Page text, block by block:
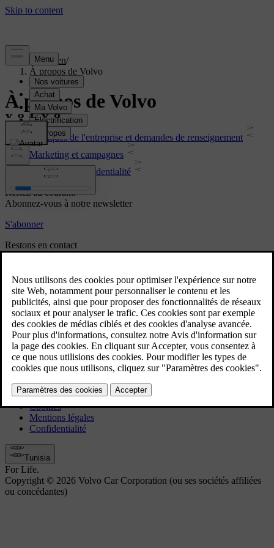
Soutien/
À propos de Volvo
À propos de Volvo
Politiques de l'entreprise et demandes de renseignement
Marketing et campagnes
Juridique et confidentialité